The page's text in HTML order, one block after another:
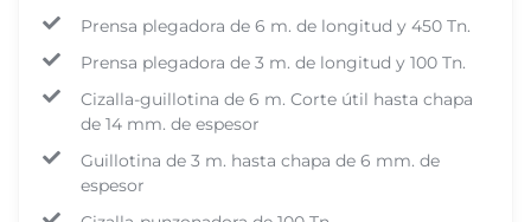
Prensa plegadora de 6 m. de longitud y 450 Tn.
Prensa plegadora de 3 m. de longitud y 100 Tn.
Cizalla-guillotina de 6 m. Corte útil hasta chapa
de 14 mm. de espesor
Guillotina de 3 m. hasta chapa de 6 mm. de
espesor